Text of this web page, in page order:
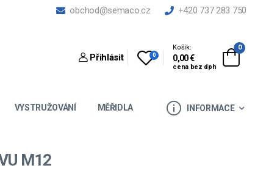
obchod@semaco.cz +420 737 283 750
Přihlásit 0
Košík:
0,00 €
cena bez dph
0
VYSTRUŽOVÁNÍ MĚŘIDLA INFORMACE
M12